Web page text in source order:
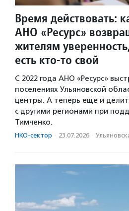
Время действовать:
АНО «Ресурс»
жителям
есть кто-то свой
С 2022 года АНО «Ресурс»
поселениях Ульяновской
центры. А теперь еще и
с другими регионами при
Тимченко.
НКО-сектор · 23.07.2026 ·